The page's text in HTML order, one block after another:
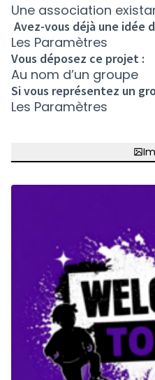
Une association
Avez-vous déjà une idée
Les Paramètres
Vous déposez ce projet :
Au nom d’un groupe
Si vous représentez un
Les Paramètres